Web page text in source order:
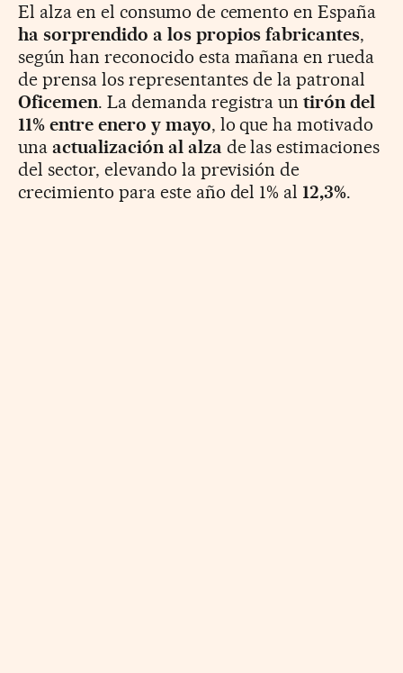
El alza en el consumo de cemento en España
ha sorprendido a los propios fabricantes,
según han reconocido esta mañana en rueda
de prensa los representantes de la patronal
Oficemen. La demanda registra untirón del
11% entre enero y mayo, lo que ha motivado
una actualización al alza de las estimaciones
del sector, elevando la previsión de
crecimiento para este año del 1% al 12,3%.